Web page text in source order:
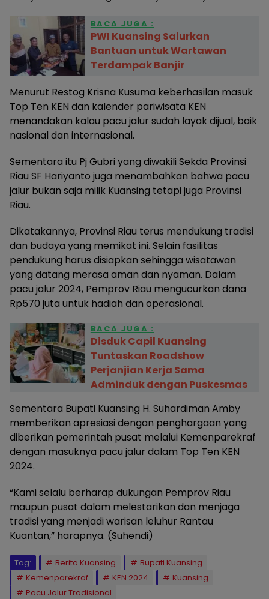
BACA JUGA :
PWI Kuansing Salurkan
Bantuan untuk Wartawan
Terdampak Banjir
Menurut Restog Krisna Kusuma keberhasilan masuk
Top Ten KEN dan kalender pariwisata KEN
menandakan kalau pacu jalur sudah layak dijual, baik
nasional dan internasional.
Sementara itu Pj Gubri yang diwakili Sekda Provinsi
Riau SF Hariyanto juga menambahkan bahwa pacu
jalur bukan saja milik Kuansing tetapi juga Provinsi
Riau.
Dikatakannya, Provinsi Riau terus mendukung tradisi
dan budaya yang memikat ini. Selain fasilitas
pendukung harus disiapkan sehingga wisatawan
yang datang merasa aman dan nyaman. Dalam
pacu jalur 2024, Pemprov Riau mengucurkan dana
Rp570 juta untuk hadiah dan operasional.
BACA JUGA :
Disduk Capil Kuansing
Tuntaskan Roadshow
Perjanjian Kerja Sama
Adminduk dengan Puskesmas
Sementara Bupati Kuansing H. Suhardiman Amby
memberikan apresiasi dengan penghargaan yang
diberikan pemerintah pusat melalui Kemenparekraf
dengan masuknya pacu jalur dalam Top Ten KEN
2024.
“Kami selalu berharap dukungan Pemprov Riau
maupun pusat dalam melestarikan dan menjaga
tradisi yang menjadi warisan leluhur Rantau
Kuantan,” harapnya. (Suhendi)
Tag: Berita Kuansing
Bupati Kuansing
Kemenparekraf
KEN 2024
Kuansing
Pacu Jalur Tradisional